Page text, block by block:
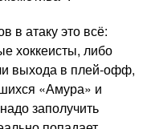
в атаку это всё:
хоккеисты, либо
выхода в плей-офф,
«Амура» и
заполучить